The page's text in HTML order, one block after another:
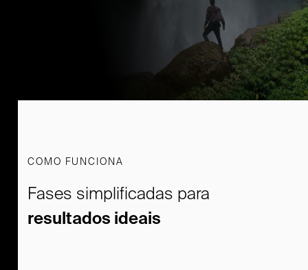
COMO FUNCIONA
Fases simplificadas para
resultados ideais